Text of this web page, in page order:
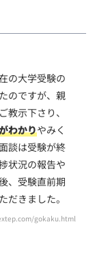
の大学受験の
のですが、親
教示下さり、
わかりやみく
談は受験が終
状況の報告や
、受験直前期
だきました。
gokaku.html